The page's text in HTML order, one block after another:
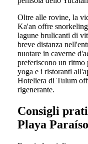
Oltre alle rovine, la
Ka'an offre
lagune brulicanti di
breve distanza
nuotare in caverne
preferiscono un
yoga e i ristoranti
Hoteliera di Tulum
rigenerante.
Consigli
Playa Paraíso